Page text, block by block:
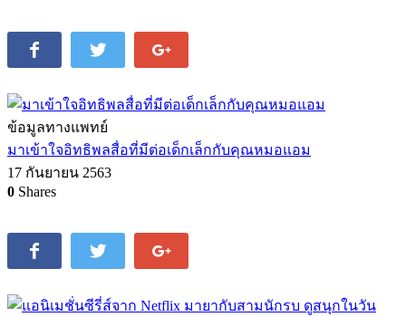
ข้อมูลทางแพทย์
มาเข้าใจอิทธิพลสื่อที่มีต่อเด็กเล็กกับคุณหมอแอม
17 กันยายน 2563
0 Shares